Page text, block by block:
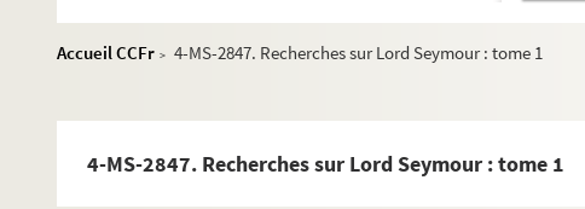
Accueil CCFr > 4-MS-2847. Recherches sur Lord Seymour : tome 1
4-MS-2847. Recherches sur Lord Seymour : tome 1